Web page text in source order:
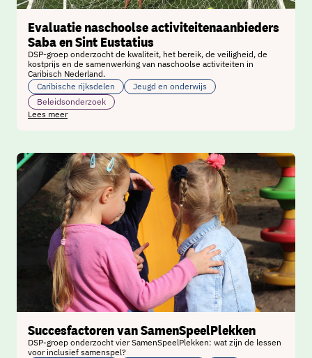
Evaluatie naschoolse activiteitenaanbieders
Saba en Sint Eustatius
DSP-groep onderzocht de kwaliteit, het bereik, de veiligheid, de
kostprijs en de samenwerking van naschoolse activiteiten in
Caribisch Nederland.
Caribische rijksdelen
Jeugd en onderwijs
Beleidsonderzoek
Lees meer
Succesfactoren van SamenSpeelPlekken
DSP-groep onderzocht vier SamenSpeelPlekken: wat zijn de lessen
voor inclusief samenspel?